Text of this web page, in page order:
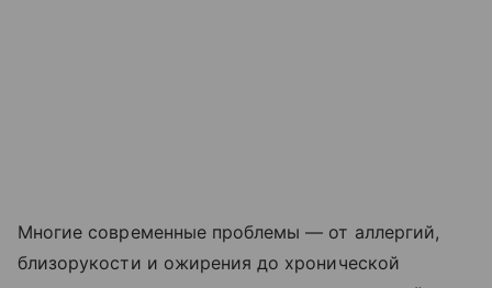
Многие современные проблемы — от аллергий,
близорукости и ожирения до хронической